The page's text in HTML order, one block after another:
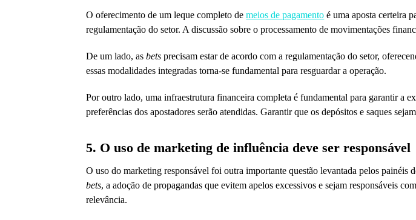
O oferecimento de um leque completo demeios de pagamento é uma aposta certeira
regulamentação do setor. A discussão sobre o processamento de movimentações
De um lado, asbets precisam estar de acordo com a regulamentação do setor,
essas modalidades integradas torna-se fundamental para resguardar a operação.
Por outro lado, uma infraestrutura financeira completa é fundamental para garantir a
preferências dos apostadores serão atendidas. Garantir que os depósitos e saques
5. O uso de marketing de influência deve ser responsável
O uso do marketing responsável foi outra importante questão levantada pelos
bets, a adoção de propagandas que evitem apelos excessivos e sejam responsáveis
relevância.